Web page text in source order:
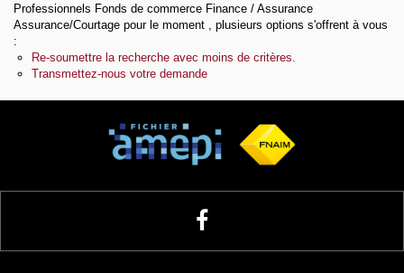
Notre agence
Contact
Professionnels Fonds de commerce Finance / Assurance
Assurance/Courtage pour le moment , plusieurs options s'offrent à vous
:
Re-soumettre la recherche avec moins de critères.
Transmettez-nous votre demande